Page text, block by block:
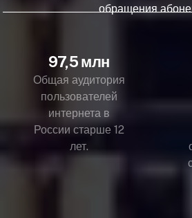
обращения
97,5 млн
Общая аудитория
пользователей
интернета в
России старше 12
лет.